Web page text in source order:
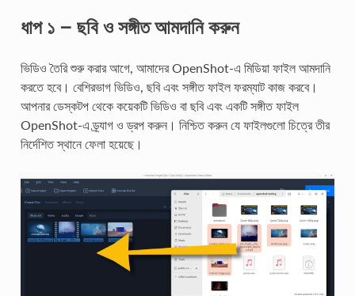
ধাপ ১ – ছবি ও সঙ্গীত আমদানি করুন
ভিডিও তৈরি শুরু করার আগে, আমাদের OpenShot-এ মিডিয়া ফাইল আমদানি
করতে হবে। বেশিরভাগ ভিডিও, ছবি এবং সঙ্গীত ফাইল ফরম্যাট কাজ করবে।
আপনার ডেস্কটপ থেকে কয়েকটি ভিডিও বা ছবি এবং একটি সঙ্গীত ফাইল
OpenShot-এ ড্র্যাগ ও ড্রপ করুন। নিশ্চিত করুন যে ফাইলগুলো চিত্রে তীর
নির্দেশিত স্থানে ফেলা হয়েছে।